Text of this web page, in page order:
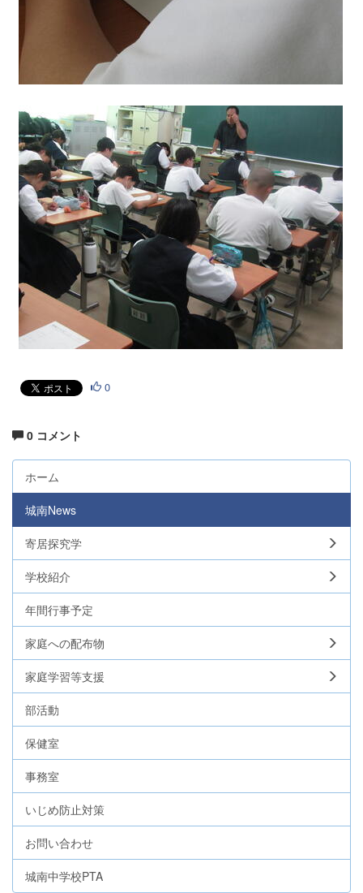
0
0 コメント
ホーム
城南News
寄居探究学
学校紹介
年間行事予定
家庭への配布物
家庭学習等支援
部活動
保健室
事務室
いじめ防止対策
お問い合わせ
城南中学校PTA